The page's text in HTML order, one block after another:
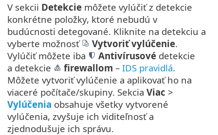
V sekcii Detekcie môžete vylúčiť z detekcie
konkrétne položky, ktoré nebudú v
budúcnosti detegované. Kliknite na detekciu a
vyberte možnosť
Vytvoriť vylúčenie.
Vylúčiť môžete iba
Antivírusové detekcie
a detekcie
firewallom – IDS pravidlá.
Môžete vytvoriť vylúčenie a aplikovať ho na
viaceré počítače/skupiny. Sekcia Viac >
Vylúčenia obsahuje všetky vytvorené
vylúčenia, zvyšuje ich viditeľnosť a
zjednodušuje ich správu.